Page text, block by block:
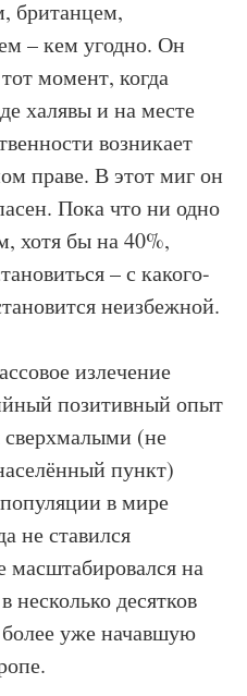
британцем,
– кем угодно. Он
момент, когда
халявы и на месте
возникает
праве. В этот миг он
Пока что ни одно
хотя бы на 40%,
– с какого-
неизбежной.
излечение
позитивный опыт
(не
пункт)
в мире
не ставился
масштабировался на
десятков
уже начавшую